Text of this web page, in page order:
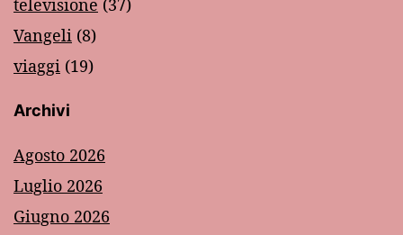
televisione (37)
Vangeli (8)
viaggi (19)
Archivi
Agosto 2026
Luglio 2026
Giugno 2026